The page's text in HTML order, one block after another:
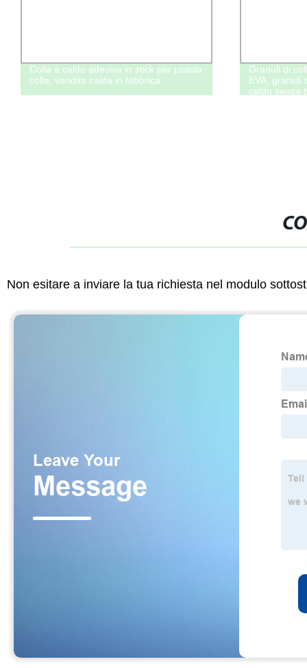
Colla a caldo adesiva in stick per pistola
colla, vendita calda in fabbrica
Granuli di
EVA, granuli
caldo senza
Non esitare a inviare la tua richiesta nel modulo